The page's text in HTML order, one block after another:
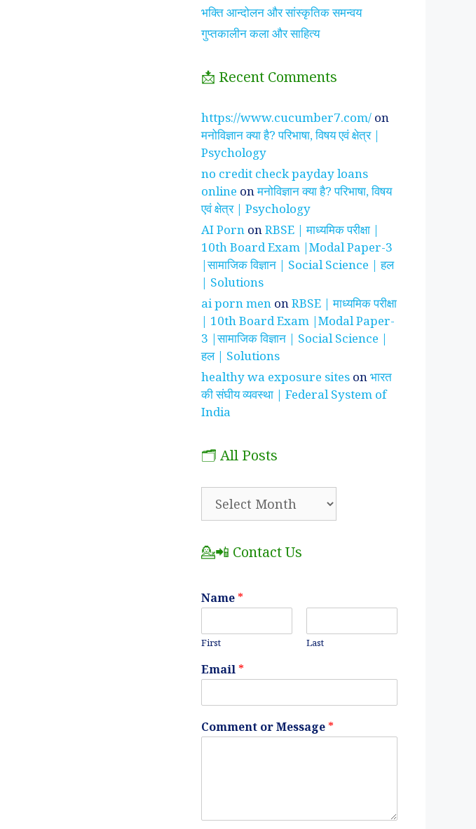
झाँसी की रानी के रहस्मयी
सुनीता विलियम्स ~
भारतीय मूल की अन्तरिक्ष
यात्री
भक्ति आन्दोलन और सांस्कृतिक समन्वय
गुप्तकालीन कला और साहित्य
📩 Recent Comments
https://www.cucumber7.com/ on
मनोविज्ञान क्या है? परिभाषा, विषय एवं क्षेत्र |
Psychology
no credit check payday loans
online onमनोविज्ञान क्या है? परिभाषा, विषय
एवं क्षेत्र | Psychology
AI Porn onRBSE | माध्यमिक परीक्षा |
10th Board Exam |Modal Paper-3
|सामाजिक विज्ञान | Social Science | हल
| Solutions
ai porn men onRBSE | माध्यमिक परीक्षा
| 10th Board Exam |Modal Paper-
3 |सामाजिक विज्ञान | Social Science |
हल | Solutions
healthy wa exposure sites onभारत
की संघीय व्यवस्था | Federal System of
India
🗂️ All Posts
💁📲 Contact Us
Name *
First Last
Email *
Comment or Message *